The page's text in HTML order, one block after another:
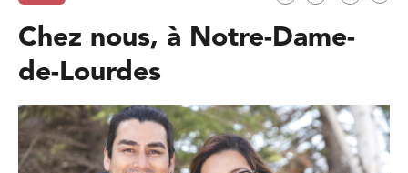
Chez nous, à Notre-Dame-
de-Lourdes